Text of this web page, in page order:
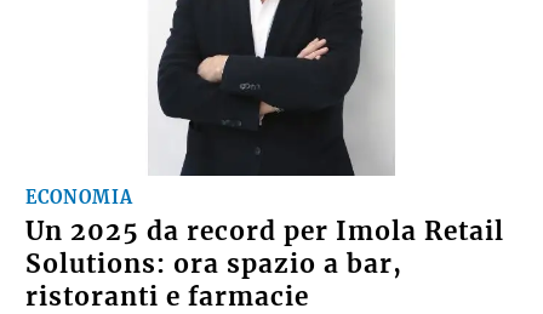
ECONOMIA
Un 2025 da record per Imola Retail
Solutions: ora spazio a bar,
ristoranti e farmacie